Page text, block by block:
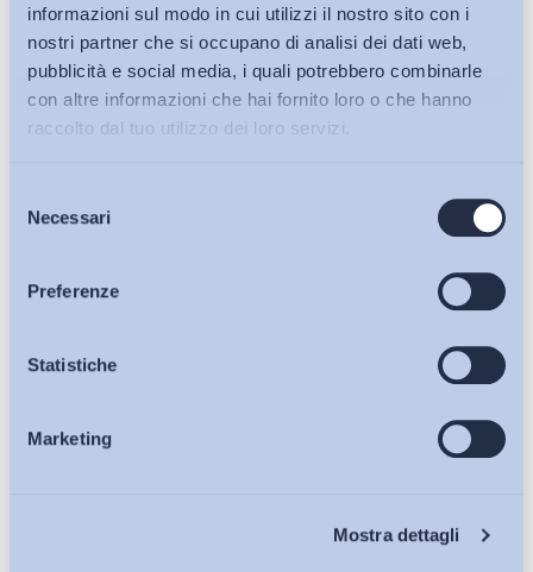
informazioni sul modo in cui utilizzi il nostro sito con i
nostri partner che si occupano di analisi dei dati web,
pubblicità e social media, i quali potrebbero combinarle
con altre informazioni che hai fornito loro o che hanno
raccolto dal tuo utilizzo dei loro servizi.
delNecessari
Preferenze
Statistiche
Marketing
Mostra dettagli
Bollettini ADAPT
Articoli
Osservatori
Eventi
Risultato: la Fit si è confermata primo sindacato allargando le
distanze.
«raffreddamento dei conflitti» sono state messe a punto per
le olimpiadi di Torino e a Roma per il Giubileo. In vista di Expo
consenso sociale». Basterà?